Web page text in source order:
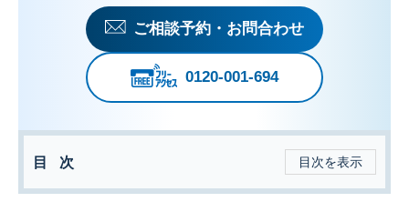
ご相談予約・お問合わせ
0120-001-694
目次 目次を表示